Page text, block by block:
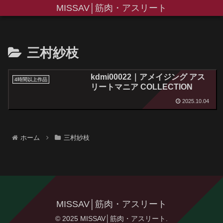
MISSAV│筋肉・アスリート
三村紗枝
4時間以上作品
kdmi00022｜アメイジング アス
リートマニア COLLECTION
2025.10.04
ホーム 三村紗枝
MISSAV│筋肉・アスリート
© 2025 MISSAV│筋肉・アスリート.